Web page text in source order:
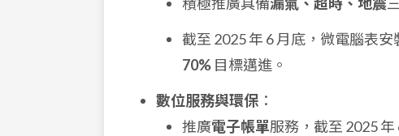
截至 2025 年 6 月底，微電腦表
70% 目標邁進。
數位服務與環保 ：
推廣電子帳單服務，截至 2025